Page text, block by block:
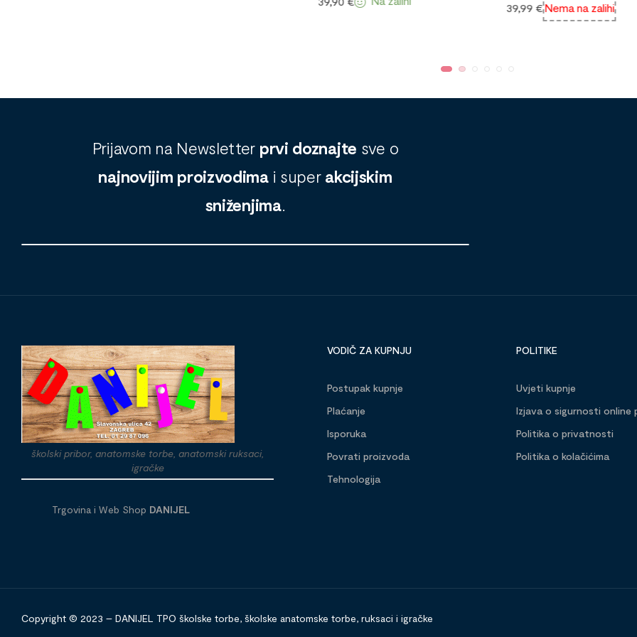
Nema na zalihi
Prijavom na Newsletter prvi doznajte sve o
najnovijim proizvodimai super akcijskim
sniženjima.
školski pribor, anatomske torbe, anatomski ruksaci,
igračke
Trgovina i Web Shop DANIJEL
VODIČ ZA KUPNJU
Postupak kupnje
Plaćanje
Isporuka
Povrati proizvoda
Tehnologija
POLITIKE
Uvjeti kupnje
Izjava o sigurnosti online
Politika o privatnosti
Politika o kolačićima
Copyright © 2023 – DANIJEL TPO školske torbe, školske anatomske torbe, ruksaci i igračke